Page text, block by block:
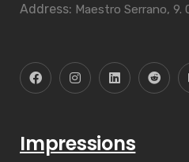
Address: Maestro Serrano, 9.
Impressions